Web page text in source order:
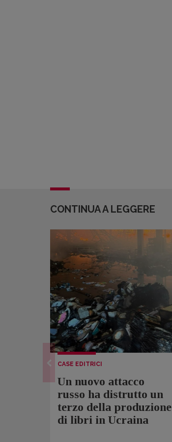
CONTINUA A LEGGERE
CASE EDITRICI
Un nuovo attacco
russo ha distrutto un
terzo della produzione
di libri in Ucraina